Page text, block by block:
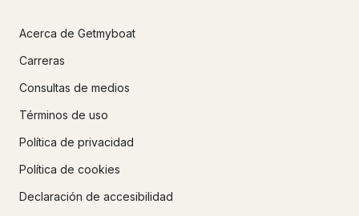
Acerca de Getmyboat
Carreras
Consultas de medios
Términos de uso
Política de privacidad
Política de cookies
Declaración de accesibilidad